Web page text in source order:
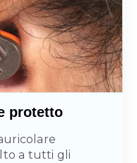
protetto
a tutti gli